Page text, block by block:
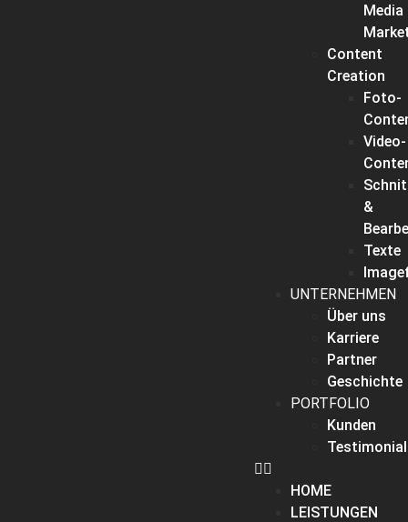
Media
Content
Creation
Foto-
Video-
&
Texte
UNTERNEHMEN
Über uns
Karriere
Partner
Geschichte
PORTFOLIO
Kunden
HOME
LEISTUNGEN